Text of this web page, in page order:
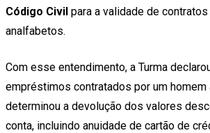
Código Civil para a validade de
analfabetos.
Com esse entendimento, a Turma
empréstimos contratados por um homem
determinou a devolução dos valores
conta, incluindo anuidade de cartão de